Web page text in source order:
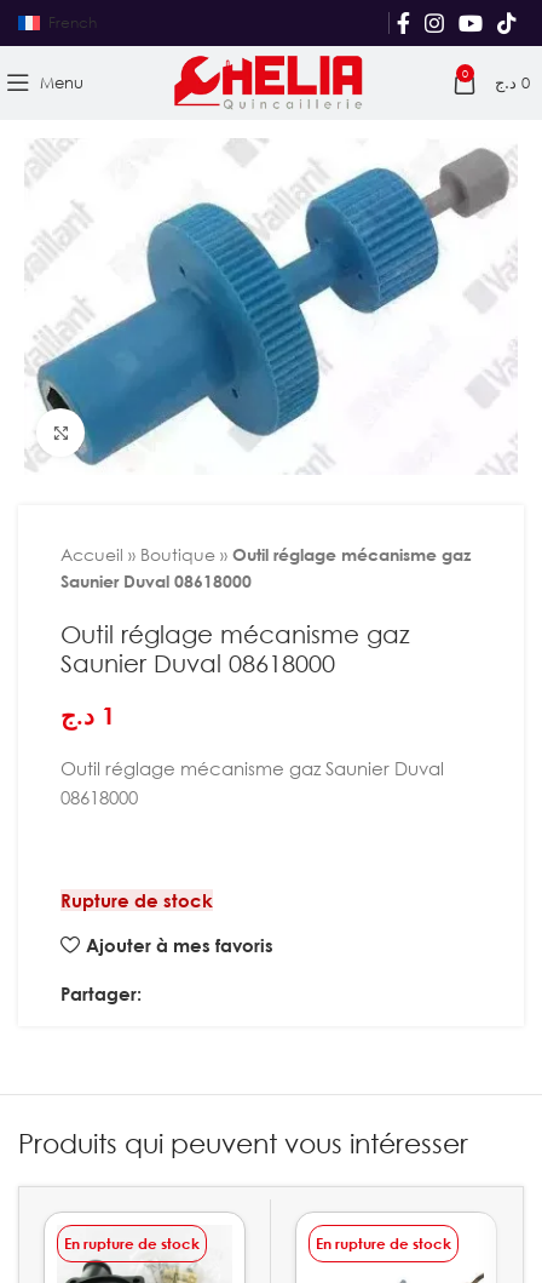
French
Menu 0 0 د.ج
Agrandir
Accueil » Boutique » Outil réglage mécanisme gaz
Saunier Duval 08618000
Outil réglage mécanisme gaz
Saunier Duval 08618000
1 د.ج
Outil réglage mécanisme gaz Saunier Duval
08618000
Rupture de stock
Ajouter à mes favoris
Partager:
Produits qui peuvent vous intéresser
En rupture de stock En rupture de stock